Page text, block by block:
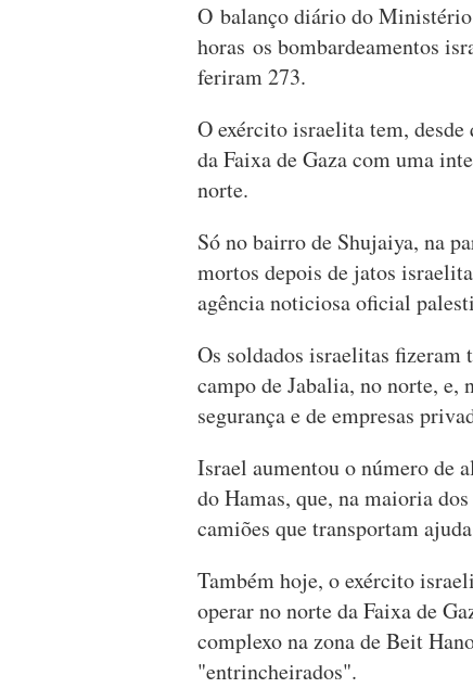
O balanço diário do Ministério
horas os bombardeamentos
feriram 273.
O exército israelita tem,
da Faixa de Gaza com uma
norte.
Só no bairro de Shujaiya, na
mortos depois de jatos
agência noticiosa oficial
Os soldados israelitas
campo de Jabalia, no norte, e,
segurança e de empresas
Israel aumentou o número de
do Hamas, que, na maioria
camiões que transportam
Também hoje, o exército
operar no norte da Faixa de
complexo na zona de Beit
"entrincheirados".